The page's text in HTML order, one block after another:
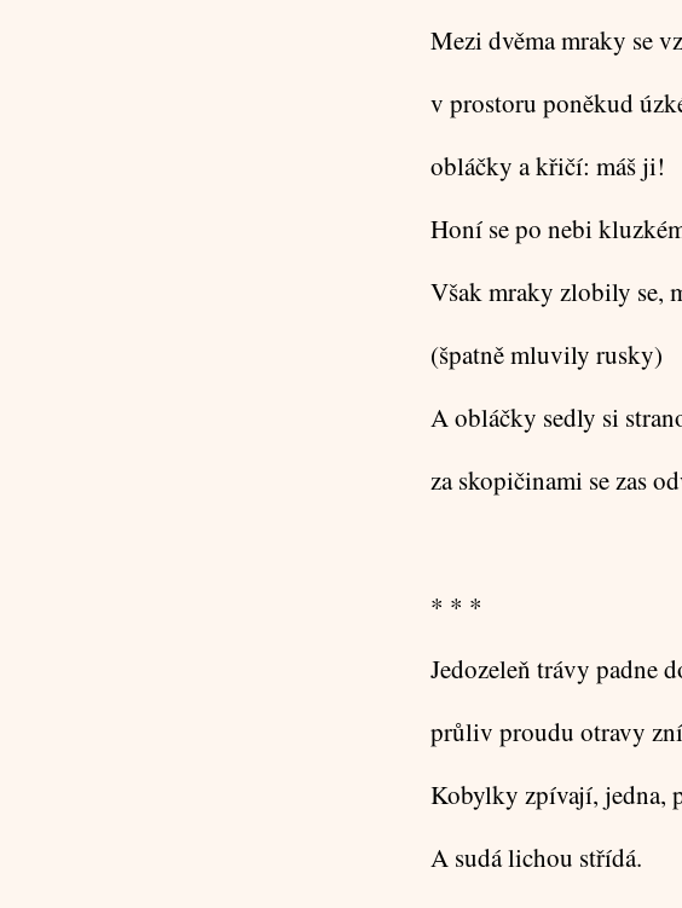
Mezi dvěma mraky se
v prostoru poněkud
obláčky a křičí: máš ji!
Honí se po nebi
Však mraky zlobily se,
(špatně mluvily rusky)
A obláčky sedly si
za skopičinami se zas
* * *
Jedozeleň trávy padne
průliv proudu otravy
Kobylky zpívají, jedna,
A sudá lichou střídá.